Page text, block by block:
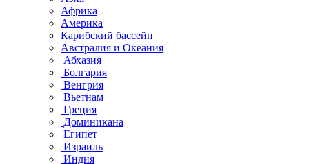
Африка
Америка
Карибский бассейн
Австралия и Океания
Абхазия
Болгария
Венгрия
Вьетнам
Греция
Доминикана
Египет
Израиль
Индия